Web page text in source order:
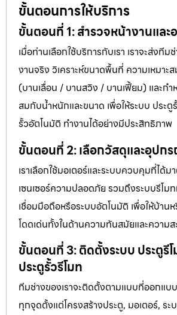
ขั้นตอนการให้บริการ
ขั้นตอนที่ 1: สำรวจหน้างานแล
เมื่อท่านเลือกใช้บริการกับเรา เราจะส่งทีม
งานจริง วิเคราะห์ขนาดพื้นที่ ความเหมาะ
(บานเลื่อน / บานสวิง / บานเฟี้ยม) และกำ
สมกับน้ำหนักและขนาด เพื่อให้ระบบ ประตู
รั้วอัตโนมัติ ทำงานได้อย่างมีประสิทธิภาพ
ขั้นตอนที่ 2: เลือกวัสดุและอุปก
เราเลือกใช้มอเตอร์และระบบควบคุมที่ได้
เซนเซอร์ความปลอดภัย รวมถึงระบบรีโม
เชื่อมมือถือหรือระบบอัตโนมัติ เพื่อให้บ้าน
โดดเด่นทั้งในด้านความทันสมัยและความ
ขั้นตอนที่ 3: ติดตั้งระบบ ประตูรี
ประตูรั้วรีโมท
ทีมช่างของเราจะติดตั้งตามแบบที่ออกแบ
ทุกจุดตั้งแต่โครงสร้างประตู, มอเตอร์, ร